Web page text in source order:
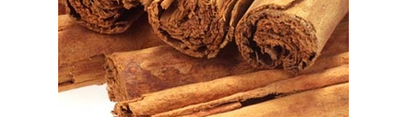
CREME ȘI PASTE TARTINABILE
CONDIMENTE
CEAIURI GRECEȘTI
CIOCOLATĂ ȘI CACAO